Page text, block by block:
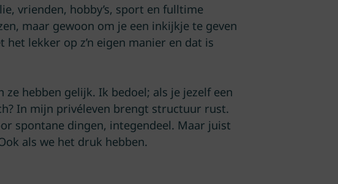
vrienden, hobby’s, sport en fulltime
maar gewoon om je een inkijkje te geven
lekker op z’n eigen manier en dat is
hebben gelijk. Ik bedoel; als je jezelf een
In mijn privéleven brengt structuur rust.
spontane dingen, integendeel. Maar juist
als we het druk hebben.